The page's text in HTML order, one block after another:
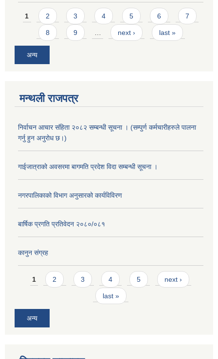
Pages
1 2 3 4 5 6 7
8 9 next › last »
अन्य
मन्थली राजपत्र
निर्वाचन आचार संहिता २०८२ सम्बन्धी सूचना । (सम्पुर्ण कर्मचारीहरुले पालना
गर्नु हुन अनुरोध छ।)
गाईजात्राको अवसरमा बागमति प्रदेश विदा सम्बन्धी सूचना ।
नगरपालिकाको विभाग अनुसारको कार्यविविरण
बार्षिक प्रगति प्रतिवेदन २०८०/०८१
कानुन संग्रह
Pages
1 2 3 4 5 next ›
last »
अन्य